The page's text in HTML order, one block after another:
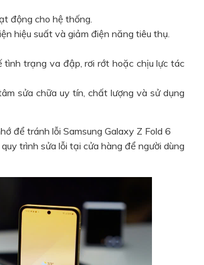
động cho hệ thống.
hiệu suất và giảm điện năng tiêu thụ.
tình trạng va đập, rơi rớt hoặc chịu lực tác
sửa chữa uy tín, chất lượng và sử dụng
để tránh lỗi Samsung Galaxy Z Fold 6
trình sửa lỗi tại cửa hàng để người dùng